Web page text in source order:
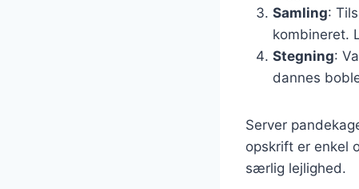
Samling:
kombineret.
Stegning:
dannes
Server
opskrift er enkel
særlig lejlighed.